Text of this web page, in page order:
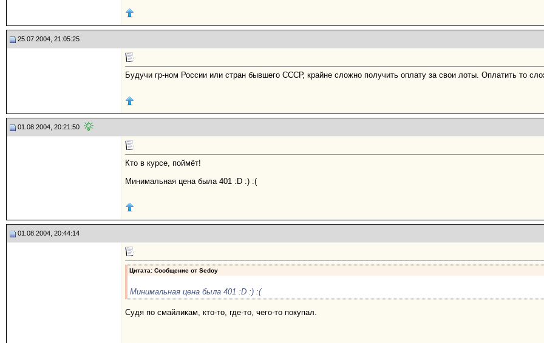
25.07.2004, 21:05:25
Будучи гр-ном России или стран бывшего СССР, крайне сложно получить оплату за свои лоты. Оплатить то
01.08.2004, 20:21:50
Кто в курсе, поймёт!
Минимальная цена была 401 :D :) :(
01.08.2004, 20:44:14
Цитата: Сообщение от Sedoy
Минимальная цена была 401 :D :) :(
Судя по смайликам, кто-то, где-то, чего-то покупал.